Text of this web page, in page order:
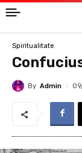
Spiritualitate
By Admin